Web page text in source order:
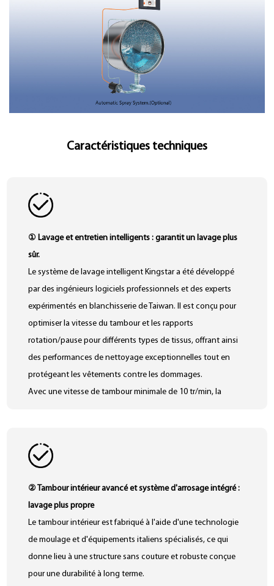
Caractéristiques techniques
① Lavage et entretien intelligents : garantit un lavage plus
sûr.
Le système de lavage intelligent Kingstar a été développé
par des ingénieurs logiciels professionnels et des experts
expérimentés en blanchisserie de Taiwan. Il est conçu pour
optimiser la vitesse du tambour et les rapports
rotation/pause pour différents types de tissus, offrant ainsi
des performances de nettoyage exceptionnelles tout en
protégeant les vêtements contre les dommages.
Avec une vitesse de tambour minimale de 10 tr/min, la
Il prend en charge plus de 70 programmes de lavage
personnalisables, avec des paramètres définis par
comprend un écran tactile LCD couleur de 12,1 pouces, des
commandes intuitives, un dosage automatique du
détergent et une opération à une touche pour l'exécution
d'un cycle complet.
personnalisés basés sur les caractéristiques du tissu,
② Tambour intérieur avancé et système d'arrosage intégré :
lavage plus propre
Le tambour intérieur est fabriqué à l'aide d'une technologie
de moulage et d'équipements italiens spécialisés, ce qui
donne lieu à une structure sans couture et robuste conçue
pour une durabilité à long terme.